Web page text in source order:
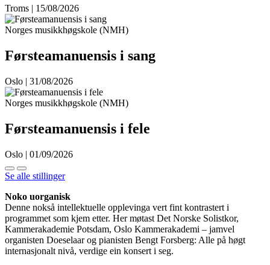
Troms | 15/08/2026
Norges musikkhøgskole (NMH)
Førsteamanuensis i sang
Oslo | 31/08/2026
Norges musikkhøgskole (NMH)
Førsteamanuensis i fele
Oslo | 01/09/2026
Se alle stillinger
Noko uorganisk
Denne nokså intellektuelle opplevinga vert fint kontrastert i
programmet som kjem etter. Her møtast Det Norske Solistkor,
Kammerakademie Potsdam, Oslo Kammerakademi – jamvel
organisten Doeselaar og pianisten Bengt Forsberg: Alle på høgt
internasjonalt nivå, verdige ein konsert i seg.